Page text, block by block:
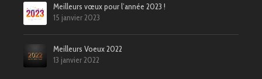
Meilleurs vœux pour l’année 2023 !
15 janvier 2023
Meilleurs Voeux 2022
13 janvier 2022